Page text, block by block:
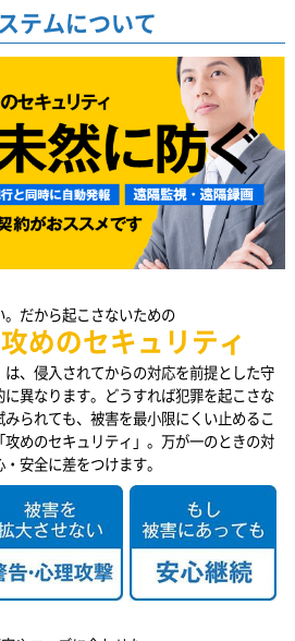
テムについて
だから起こさないための
めのセキュリティ
は、侵入されてからの対応を前提とした守
異なります。どうすれば犯罪を起こさな
られても、被害を最小限にくい止めるこ
めのセキュリティ」。万が一のときの対
安全に差をつけます。